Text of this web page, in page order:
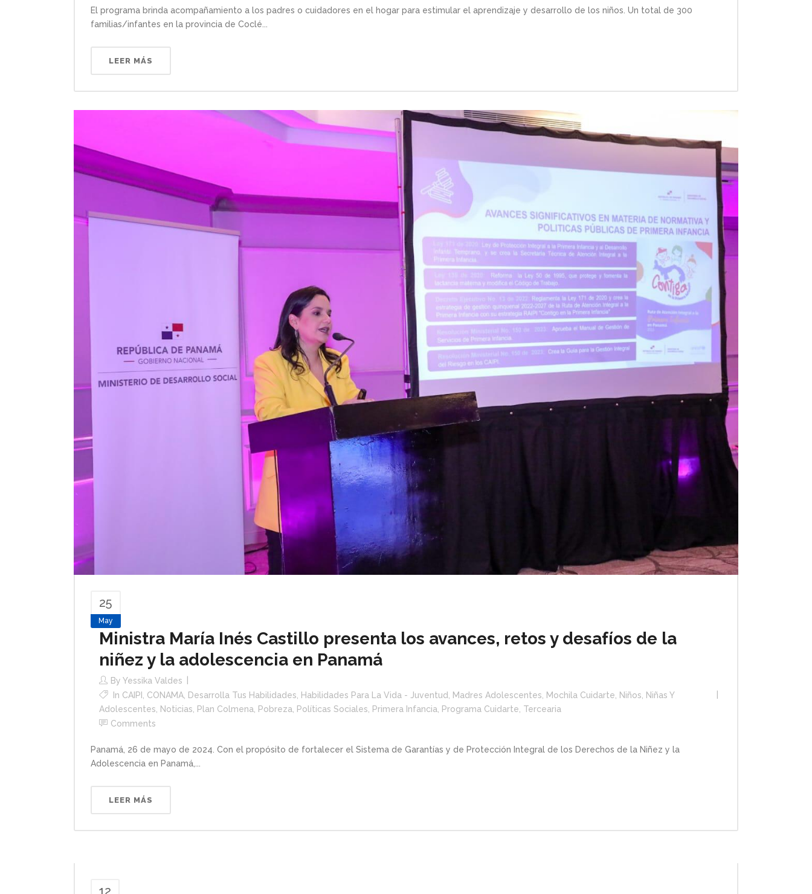
El programa brinda acompañamiento a los padres o cuidadores en el hogar para estimular el aprendizaje y desarrollo de los niños. Un total de 300
familias/infantes en la provincia de Coclé...
LEER MÁS
25
May
Ministra María Inés Castillo presenta los avances, retos y desafíos de la
niñez y la adolescencia en Panamá
By Yessika Valdes
In CAIPI CONAMA Desarrolla Tus Habilidades Habilidades Para La Vida - Juventud Madres Adolescentes Mochila Cuidarte
Niños, Niñas Y
Adolescentes
Noticias Plan Colmena Pobreza Políticas Sociales Primera Infancia Programa Cuidarte Tercearia
Comments
Panamá, 26 de mayo de 2024. Con el propósito de fortalecer el Sistema de Garantías y de Protección Integral de los Derechos de la Niñez y la
Adolescencia en Panamá,...
LEER MÁS
12